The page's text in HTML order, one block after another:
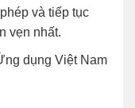
và tiếp tục
vẹn nhất.
dụng Việt Nam